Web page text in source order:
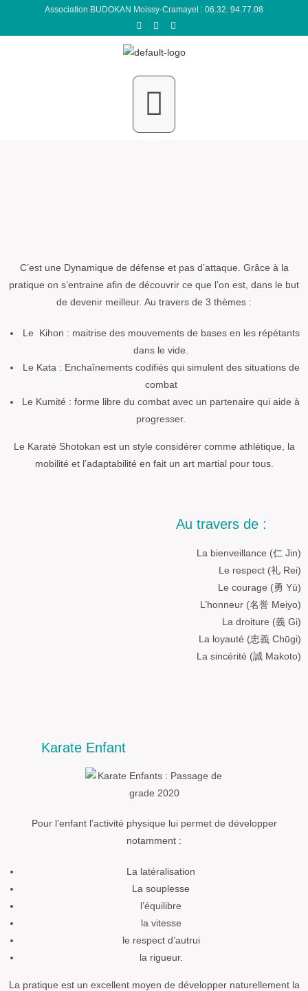
Association BUDOKAN Moissy-Cramayel : 06.32. 94.77.08
C’est une Dynamique de défense et pas d’attaque. Grâce à la
pratique on s’entraine afin de découvrir ce que l’on est, dans le but
de devenir meilleur. Au travers de 3 thèmes :
Le Kihon : maitrise des mouvements de bases en les répétants
dans le vide.
Le Kata : Enchaînements codifiés qui simulent des situations de
combat
Le Kumité : forme libre du combat avec un partenaire qui aide à
progresser.
Le Karaté Shotokan est un style considérer comme athlétique, la
mobilité et l’adaptabilité en fait un art martial pour tous.
Au travers de :
La bienveillance (仁 Jin)
Le respect (礼 Rei)
Le courage (勇 Yū)
L’honneur (名誉 Meiyo)
La droiture (義 Gi)
La loyauté (忠義 Chūgi)
La sincérité (誠 Makoto)
Karate Enfant
Pour l’enfant l’activité physique lui permet de développer
notamment :
La latéralisation
La souplesse
l’équilibre
la vitesse
le respect d’autrui
la rigueur.
La pratique est un excellent moyen de développer naturellement la